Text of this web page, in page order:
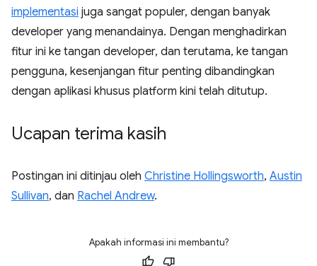
implementasi juga sangat populer, dengan banyak
developer yang menandainya. Dengan menghadirkan
fitur ini ke tangan developer, dan terutama, ke tangan
pengguna, kesenjangan fitur penting dibandingkan
dengan aplikasi khusus platform kini telah ditutup.
Ucapan terima kasih
Postingan ini ditinjau oleh Christine Hollingsworth, Austin
Sullivan, dan Rachel Andrew.
Apakah informasi ini membantu?